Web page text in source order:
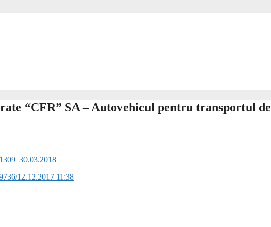
“CFR” SA – Autovehicul pentru transportul de
12.12.2017 11:38